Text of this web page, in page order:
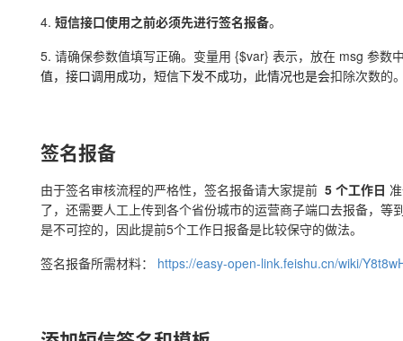
4. 短信接口使用之前必须先进行签名报备。
5. 请确保参数值填写正确。变量用 {$var} 表示，放在 msg 参数
值，接口调用成功，短信下发不成功，此情况也是会扣除次数的
签名报备
由于签名审核流程的严格性，签名报备请大家提前 5 个工作日
了，还需要人工上传到各个省份城市的运营商子端口去报备，
是不可控的，因此提前5个工作日报备是比较保守的做法。
签名报备所需材料： https://easy-open-link.feishu.cn/wiki/